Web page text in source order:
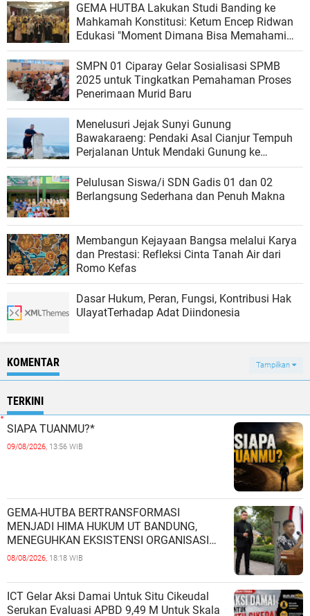
GEMA HUTBA Lakukan Studi Banding ke
Mahkamah Konstitusi: Ketum Encep Ridwan
Edukasi "Moment Dimana Bisa Memahami
Hukum Lebih Luas".
SMPN 01 Ciparay Gelar Sosialisasi SPMB
2025 untuk Tingkatkan Pemahaman Proses
Penerimaan Murid Baru
‎Menelusuri Jejak Sunyi Gunung
Bawakaraeng: Pendaki Asal Cianjur Tempuh
Perjalanan Untuk Mendaki Gunung ke
Sulawesi Selatan‎
Pelulusan Siswa/i SDN Gadis 01 dan 02
Berlangsung Sederhana dan Penuh Makna
Membangun Kejayaan Bangsa melalui Karya
dan Prestasi: Refleksi Cinta Tanah Air dari
Romo Kefas
Dasar Hukum, Peran, Fungsi, Kontribusi Hak
UlayatTerhadap Adat Diindonesia
KOMENTAR Tampilkan
TERKINI
SIAPA TUANMU?*
09/08/2026, 13:56 WIB
GEMA-HUTBA BERTRANSFORMASI
MENJADI HIMA HUKUM UT BANDUNG,
MENEGUHKAN EKSISTENSI ORGANISASI
MAHASISWA HUKUM UNIVERSITAS
08/08/2026, 18:18 WIB
ICT Gelar Aksi Damai Untuk Situ Cikeudal
Serukan Evaluasi APBD 9,49 M Untuk Skala